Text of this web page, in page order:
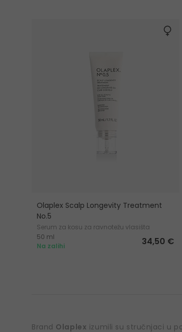
Olaplex Scalp Longevity Treatment
No.5
Serum za kosu za ravnotežu vlasišta
50 ml
Na zalihi
34,50 €
Brand Olaplex izumili su stručnjaci u